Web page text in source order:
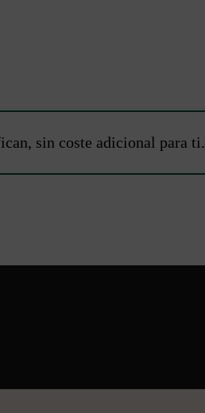
sin coste adicional para ti.